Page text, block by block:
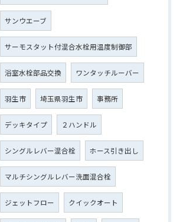
サンウエーブ
サーモスタット付混合水栓用温度制御部
浴室水栓部品交換 ワンタッチルーバー
羽生市 埼玉県羽生市 事務所
デッキタイプ ２ハンドル
シングルレバー混合栓 ホース引き出し
マルチシングルレバー洗面混合栓
ジェットフロー クイックオート